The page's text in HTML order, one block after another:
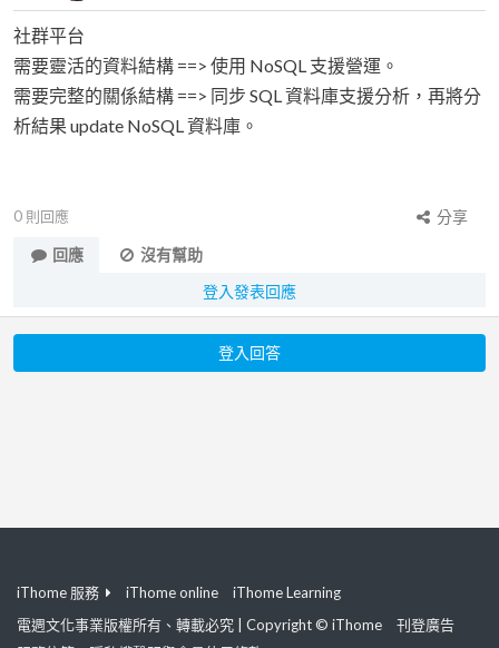
社群平台
需要靈活的資料結構 ==> 使用 NoSQL 支援營運。
需要完整的關係結構 ==> 同步 SQL 資料庫支援分析，再將分
析結果 update NoSQL 資料庫。
0 則回應
分享
回應
沒有幫助
登入發表回應
登入回答
iThome 服務 iThome online
iThome Learning
電週文化事業版權所有、轉載必究 | Copyright © iThome
刊登廣告